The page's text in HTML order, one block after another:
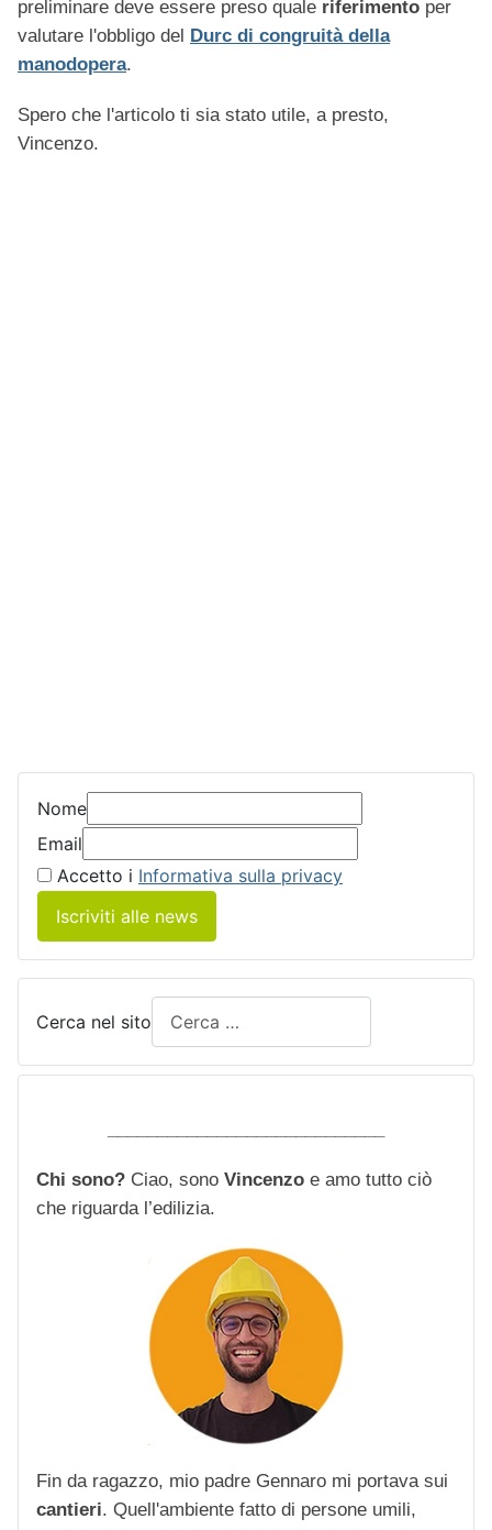
preliminare deve essere preso quale riferimento per
valutare l'obbligo del
Durc di congruità della
manodopera.
Spero che l'articolo ti sia stato utile, a presto,
Vincenzo.
Nome
Email
Accetto i Informativa sulla privacy
Iscriviti alle news
Cerca nel sito
Chi sono? Ciao, sono Vincenzo e amo tutto ciò
che riguarda l’edilizia.
Fin da ragazzo, mio padre Gennaro mi portava sui
cantieri. Quell'ambiente fatto di persone umili,